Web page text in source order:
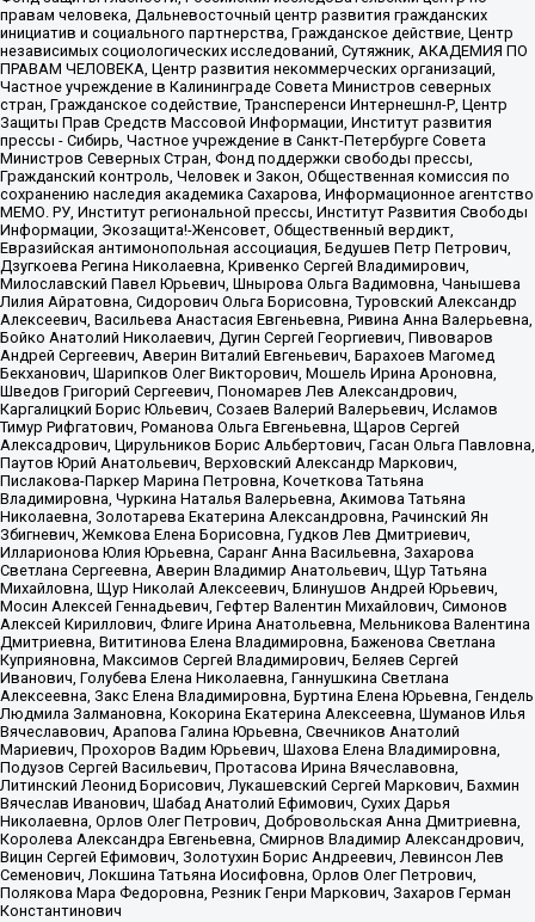
правам человека, Дальневосточный центр развития гражданских
инициатив и социального партнерства, Гражданское действие, Центр
независимых социологических исследований, Сутяжник, АКАДЕМИЯ ПО
ПРАВАМ ЧЕЛОВЕКА, Центр развития некоммерческих организаций,
Частное учреждение в Калининграде Совета Министров северных
стран, Гражданское содействие, Трансперенси Интернешнл-Р, Центр
Защиты Прав Средств Массовой Информации, Институт развития
прессы - Сибирь, Частное учреждение в Санкт-Петербурге Совета
Министров Северных Стран, Фонд поддержки свободы прессы,
Гражданский контроль, Человек и Закон, Общественная комиссия по
сохранению наследия академика Сахарова, Информационное агентство
МЕМО. РУ, Институт региональной прессы, Институт Развития Свободы
Информации, Экозащита!-Женсовет, Общественный вердикт,
Евразийская антимонопольная ассоциация, Бедушев Петр Петрович,
Дзугкоева Регина Николаевна, Кривенко Сергей Владимирович,
Милославский Павел Юрьевич, Шнырова Ольга Вадимовна, Чанышева
Лилия Айратовна, Сидорович Ольга Борисовна, Туровский Александр
Алексеевич, Васильева Анастасия Евгеньевна, Ривина Анна Валерьевна,
Бойко Анатолий Николаевич, Дугин Сергей Георгиевич, Пивоваров
Андрей Сергеевич, Аверин Виталий Евгеньевич, Барахоев Магомед
Бекханович, Шарипков Олег Викторович, Мошель Ирина Ароновна,
Шведов Григорий Сергеевич, Пономарев Лев Александрович,
Каргалицкий Борис Юльевич, Созаев Валерий Валерьевич, Исламов
Тимур Рифгатович, Романова Ольга Евгеньевна, Щаров Сергей
Алексадрович, Цирульников Борис Альбертович, Гасан Ольга Павловна,
Паутов Юрий Анатольевич, Верховский Александр Маркович,
Пислакова-Паркер Марина Петровна, Кочеткова Татьяна
Владимировна, Чуркина Наталья Валерьевна, Акимова Татьяна
Николаевна, Золотарева Екатерина Александровна, Рачинский Ян
Збигневич, Жемкова Елена Борисовна, Гудков Лев Дмитриевич,
Илларионова Юлия Юрьевна, Саранг Анна Васильевна, Захарова
Светлана Сергеевна, Аверин Владимир Анатольевич, Щур Татьяна
Михайловна, Щур Николай Алексеевич, Блинушов Андрей Юрьевич,
Мосин Алексей Геннадьевич, Гефтер Валентин Михайлович, Симонов
Алексей Кириллович, Флиге Ирина Анатольевна, Мельникова Валентина
Дмитриевна, Вититинова Елена Владимировна, Баженова Светлана
Куприяновна, Максимов Сергей Владимирович, Беляев Сергей
Иванович, Голубева Елена Николаевна, Ганнушкина Светлана
Алексеевна, Закс Елена Владимировна, Буртина Елена Юрьевна, Гендель
Людмила Залмановна, Кокорина Екатерина Алексеевна, Шуманов Илья
Вячеславович, Арапова Галина Юрьевна, Свечников Анатолий
Мариевич, Прохоров Вадим Юрьевич, Шахова Елена Владимировна,
Подузов Сергей Васильевич, Протасова Ирина Вячеславовна,
Литинский Леонид Борисович, Лукашевский Сергей Маркович, Бахмин
Вячеслав Иванович, Шабад Анатолий Ефимович, Сухих Дарья
Николаевна, Орлов Олег Петрович, Добровольская Анна Дмитриевна,
Королева Александра Евгеньевна, Смирнов Владимир Александрович,
Вицин Сергей Ефимович, Золотухин Борис Андреевич, Левинсон Лев
Семенович, Локшина Татьяна Иосифовна, Орлов Олег Петрович,
Полякова Мара Федоровна, Резник Генри Маркович, Захаров Герман
Константинович